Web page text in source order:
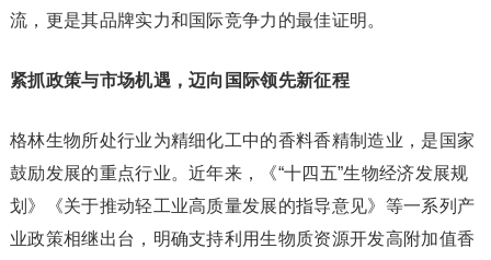
流，更是其品牌实力和国际竞争力的最佳证明。
紧抓政策与市场机遇，迈向国际领先新征程
格林生物所处行业为精细化工中的香料香精制造业，是国家
鼓励发展的重点行业。近年来，《“十四五”生物经济发展规
划》《关于推动轻工业高质量发展的指导意见》等一系列产
业政策相继出台，明确支持利用生物质资源开发高附加值香